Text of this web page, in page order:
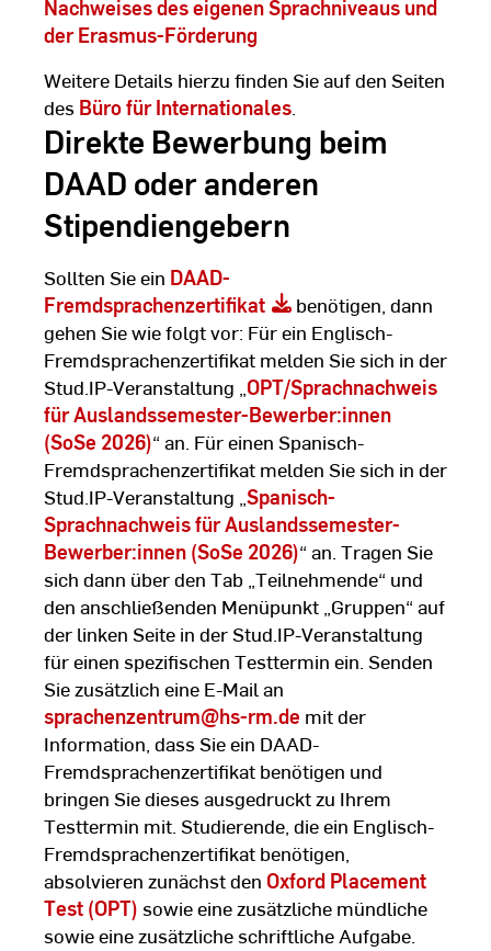
Nachweises des eigenen Sprachniveaus und
der Erasmus-Förderung
Weitere Details hierzu finden Sie auf den Seiten
des Büro für Internationales.
Direkte Bewerbung beim
DAAD oder anderen
Stipendiengebern
Sollten Sie ein DAAD-
Fremdsprachenzertifikat
benötigen, dann
gehen Sie wie folgt vor: Für ein Englisch-
Fremdsprachenzertifikat melden Sie sich in der
Stud.IP-Veranstaltung „OPT/Sprachnachweis
für Auslandssemester-Bewerber:innen
(SoSe 2026)“ an. Für einen Spanisch-
Fremdsprachenzertifikat melden Sie sich in der
Stud.IP-Veranstaltung „Spanisch-
Sprachnachweis für Auslandssemester-
Bewerber:innen (SoSe 2026)“ an. Tragen Sie
sich dann über den Tab „Teilnehmende“ und
den anschließenden Menüpunkt „Gruppen“ auf
der linken Seite in der Stud.IP-Veranstaltung
für einen spezifischen Testtermin ein. Senden
Sie zusätzlich eine E-Mail an
sprachenzentrum@hs-rm.de mit der
Information, dass Sie ein DAAD-
Fremdsprachenzertifikat benötigen und
bringen Sie dieses ausgedruckt zu Ihrem
Testtermin mit. Studierende, die ein Englisch-
Fremdsprachenzertifikat benötigen,
absolvieren zunächst den Oxford Placement
Test (OPT) sowie eine zusätzliche mündliche
sowie eine zusätzliche schriftliche Aufgabe.